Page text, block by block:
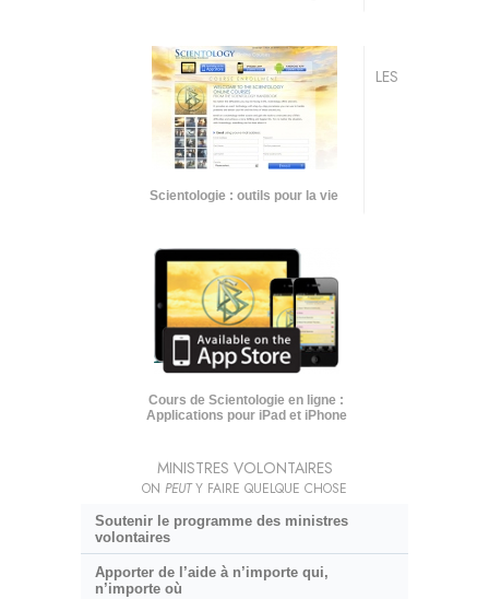
Scientologie : outils pour la vie
Cours de Scientologie en ligne :
Applications pour iPad et iPhone
LES
MINISTRES VOLONTAIRES
ON PEUTY FAIRE QUELQUE CHOSE
Soutenir le programme des ministres
volontaires
Apporter de l’aide à n’importe qui,
n’importe où